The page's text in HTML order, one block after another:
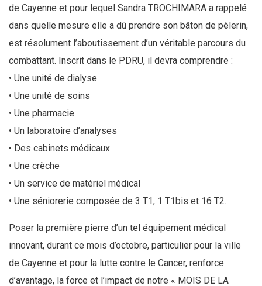
de Cayenne et pour lequel Sandra TROCHIMARA a rappelé
dans quelle mesure elle a dû prendre son bâton de pèlerin,
est résolument l’aboutissement d’un véritable parcours du
combattant. Inscrit dans le PDRU, il devra comprendre :
• Une unité de dialyse
• Une unité de soins
• Une pharmacie
• Un laboratoire d’analyses
• Des cabinets médicaux
• Une crèche
• Un service de matériel médical
• Une séniorerie composée de 3 T1, 1 T1bis et 16 T2.
Poser la première pierre d’un tel équipement médical
innovant, durant ce mois d’octobre, particulier pour la ville
de Cayenne et pour la lutte contre le Cancer, renforce
d’avantage, la force et l’impact de notre « MOIS DE LA